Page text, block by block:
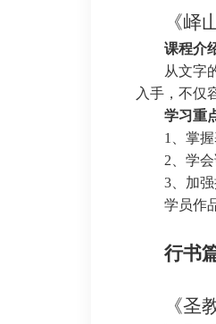
《峄
课程介
从文字
入手，不仅
学习重
1、掌
2、学
3、加
学员作
行书
《圣